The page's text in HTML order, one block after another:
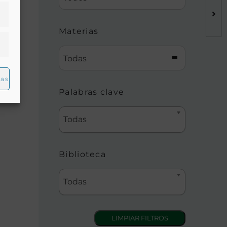
Materias
Todas
Palabras clave
Todas
Biblioteca
Todas